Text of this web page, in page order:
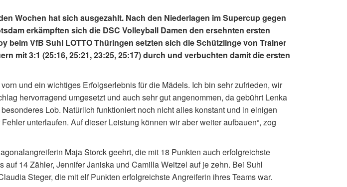
Wochen hat sich ausgezahlt. Nach den Niederlagen im Supercup gegen
erkämpften sich die DSC Volleyball Damen den ersehnten ersten
beim VfB Suhl LOTTO Thüringen setzten sich die Schützlinge von Trainer
mit 3:1 (25:16, 25:21, 23:25, 25:17) durch und verbuchten damit die ersten
und ein wichtiges Erfolgserlebnis für die Mädels. Ich bin sehr zufrieden, wir
hervorragend umgesetzt und auch sehr gut angenommen, da gebührt Lenka
Lob. Natürlich funktioniert noch nicht alles konstant und in einigen
unterlaufen. Auf dieser Leistung können wir aber weiter aufbauen“, zog
Maja Storck geehrt, die mit 18 Punkten auch erfolgreichste
auf 14 Zähler, Jennifer Janiska und Camilla Weitzel auf je zehn. Bei Suhl
Steger, die mit elf Punkten erfolgreichste Angreiferin ihres Teams war.